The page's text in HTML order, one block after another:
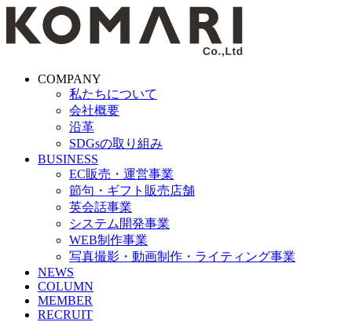
COMPANY
私たちについて
会社概要
沿革
SDGsの取り組み
BUSINESS
EC販売・運営事業
節句・ギフト販売店舗
英会話事業
システム開発事業
WEB制作事業
写真撮影・動画制作・ライティング事業
NEWS
COLUMN
MEMBER
RECRUIT